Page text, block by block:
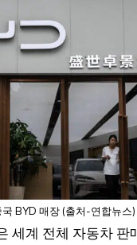
국 BYD 매장 (출처-연합뉴스)
세계 전체 자동차 판